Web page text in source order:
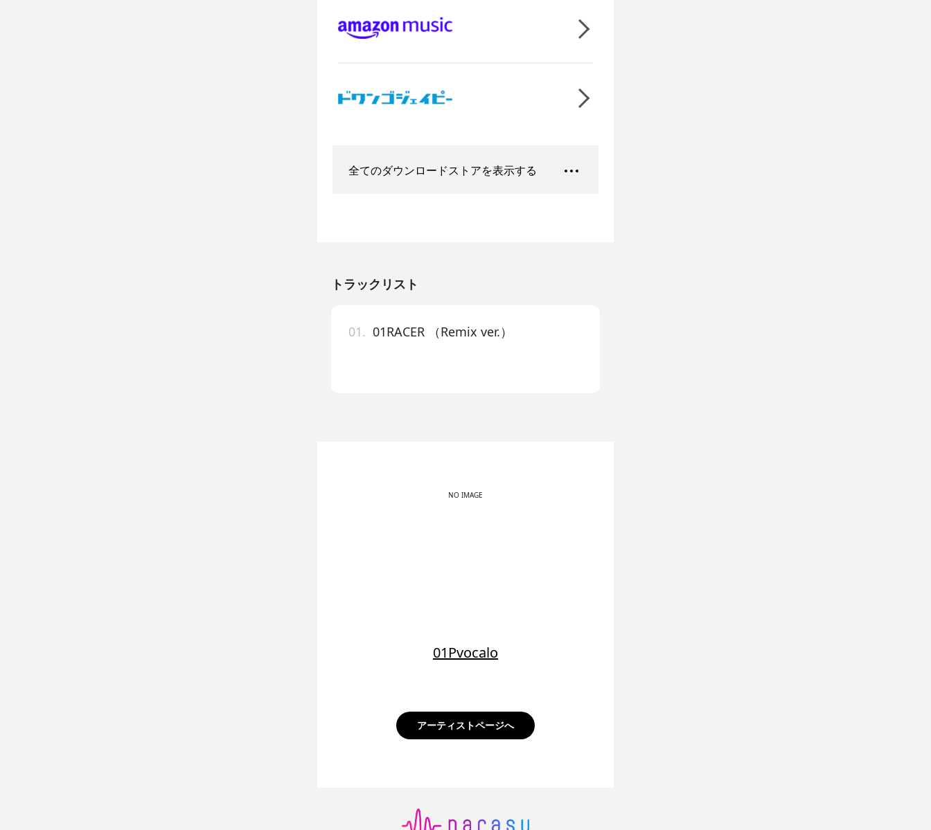
全てのダウンロードストアを表示する
トラックリスト
01. 01RACER （Remix ver.）
NO IMAGE
01Pvocalo
アーティストページへ